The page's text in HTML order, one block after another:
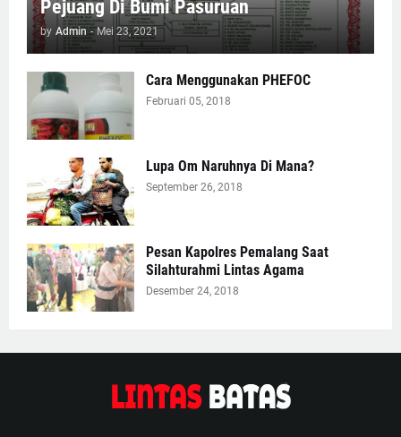
Pejuang Di Bumi Pasuruan
by Admin - Mei 23, 2021
Cara Menggunakan PHEFOC
Februari 05, 2018
Lupa Om Naruhnya Di Mana?
September 26, 2018
Pesan Kapolres Pemalang Saat
Silahturahmi Lintas Agama
Desember 24, 2018